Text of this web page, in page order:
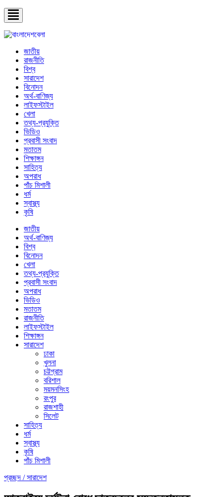
জাতীয়
রাজনীতি
বিশ্ব
সারাদেশ
বিনোদন
অর্থ-বাণিজ্য
লাইফস্টাইল
খেলা
তথ্য-প্রযুক্তি
ভিডিও
প্রবাসী সংবাদ
মতাতম
শিক্ষাঙ্গন
সাহিত্য
অপরাধ
পাঁচ মিশালী
ধর্ম
স্বাস্থ্য
কৃষি
জাতীয়
অর্থ-বাণিজ্য
বিশ্ব
বিনোদন
খেলা
তথ্য-প্রযুক্তি
প্রবাসী সংবাদ
অপরাধ
ভিডিও
মতাতম
রাজনীতি
লাইফস্টাইল
শিক্ষাঙ্গন
সারাদেশ
ঢাকা
খুলনা
চট্টগ্রাম
বরিশাল
ময়মনসিংহ
রংপুর
রাজশাহী
সিলেট
সাহিত্য
ধর্ম
স্বাস্থ্য
কৃষি
পাঁচ মিশালী
প্রচ্ছদ /সারাদেশ